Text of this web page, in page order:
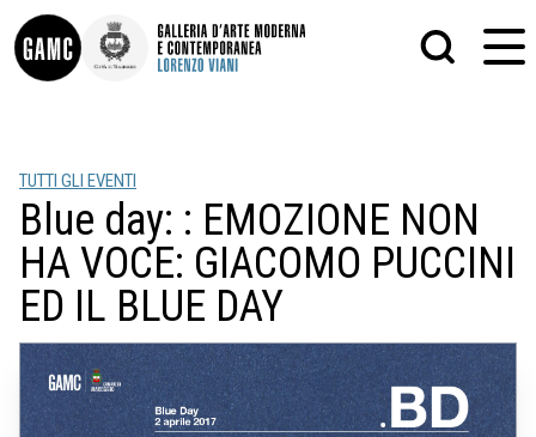
INFO
CONTATTI
DIDATTICA
SHOP
LE COLLEZIONI
GLI AUTORI
LORENZO VIANI
MOSTRE
EVENTI
SCULTURA
STAMPA
ALTRO
MATRICI XILOGRAFICHE
FOTOGRAFIA
TUTTI GLI EVENTI
Blue day: : EMOZIONE NON
HA VOCE: GIACOMO PUCCINI
ED IL BLUE DAY